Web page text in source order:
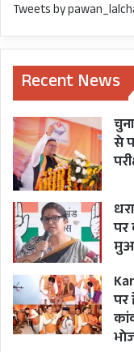
Tweets by
Recent News
से
पर
पर